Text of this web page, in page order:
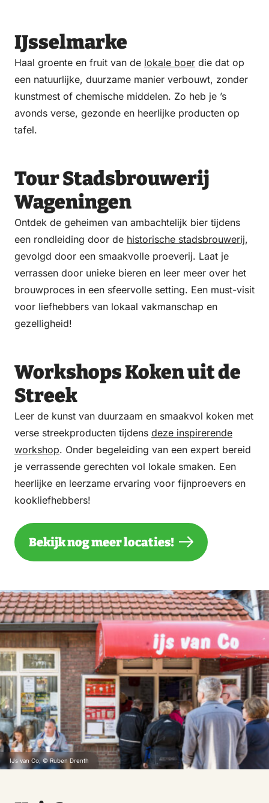
IJsselmarke
Haal groente en fruit van de lokale boer die dat op
een natuurlijke, duurzame manier verbouwt, zonder
kunstmest of chemische middelen. Zo heb je ’s
avonds verse, gezonde en heerlijke producten op
tafel.
Tour Stadsbrouwerij
Wageningen
Ontdek de geheimen van ambachtelijk bier tijdens
een rondleiding door de historische stadsbrouwerij,
gevolgd door een smaakvolle proeverij. Laat je
verrassen door unieke bieren en leer meer over het
brouwproces in een sfeervolle setting. Een must-visit
voor liefhebbers van lokaal vakmanschap en
gezelligheid!
Workshops Koken uit de
Streek
Leer de kunst van duurzaam en smaakvol koken met
verse streekproducten tijdens deze inspirerende
workshop. Onder begeleiding van een expert bereid
je verrassende gerechten vol lokale smaken. Een
heerlijke en leerzame ervaring voor fijnproevers en
kookliefhebbers!
Bekijk nog meer locaties!
IJs van Co, © Ruben Drenth